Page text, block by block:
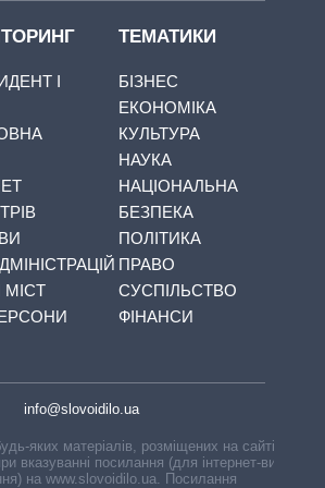
І
ТЕМАТИКИ
БІЗНЕС
ЕКОНОМІКА
КУЛЬТУРА
НАУКА
НАЦІОНАЛЬНА
БЕЗПЕКА
ПОЛІТИКА
ПРАВО
СУСПІЛЬСТВО
ФІНАНСИ
info@slovoidilo.ua
яких матеріалів, розміщених на сайті,
вказуванні посилання (для інтернет-видань
на www.slovoidilo.ua. Посилання